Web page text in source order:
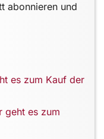
abonnieren und
es zum Kauf der
geht es zum